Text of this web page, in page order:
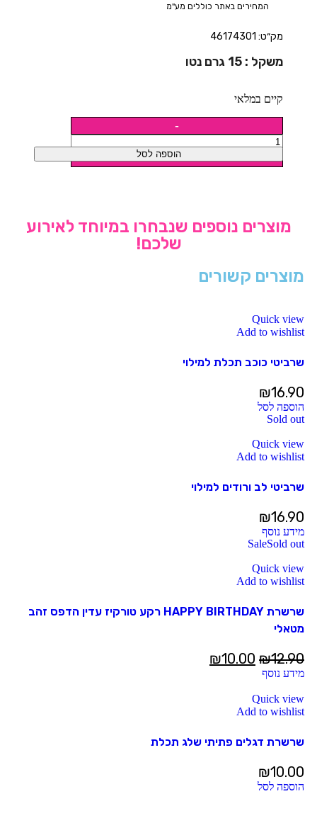
המחירים באתר כוללים מע"מ
מק״ט: 46174301
משקל : 15 גרם נטו
קיים במלאי
הוספה לסל
מוצרים נוספים שנבחרו במיוחד לאירוע
שלכם!
מוצרים קשורים
Quick view
Add to wishlist
שרביטי כוכב תכלת למילוי
₪16.90
הוספה לסל
Sold out
Quick view
Add to wishlist
שרביטי לב ורודים למילוי
₪16.90
מידע נוסף
SaleSold out
Quick view
Add to wishlist
שרשרת HAPPY BIRTHDAY רקע טורקיז עדין הדפס זהב
מטאלי
₪12.90
₪10.00
מידע נוסף
Quick view
Add to wishlist
שרשרת דגלים פתיתי שלג תכלת
₪10.00
הוספה לסל